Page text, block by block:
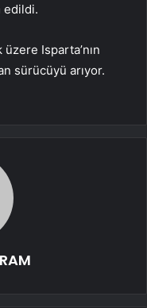
edildi.
Isparta’nın
sürücüyü arıyor.